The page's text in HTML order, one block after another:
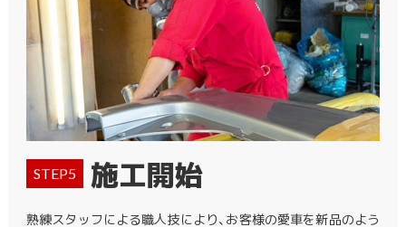
STEP5 施工開始
熟練スタッフによる職人技により、お客様の愛車を新品のよう